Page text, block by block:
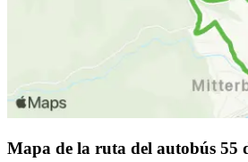
Mapa de la ruta del autobús 55